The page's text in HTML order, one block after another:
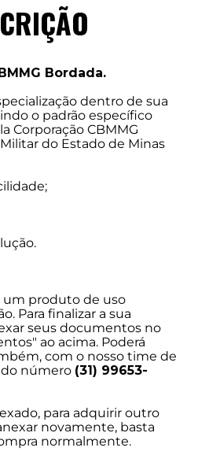
Bordada.
dentro de sua
o padrão específico
Corporação CBMMG
do Estado de Minas
um produto de uso
Para finalizar a sua
seus documentos no
ao acima. Poderá
com o nosso time de
número (31) 99653-
para adquirir outro
novamente, basta
normalmente.